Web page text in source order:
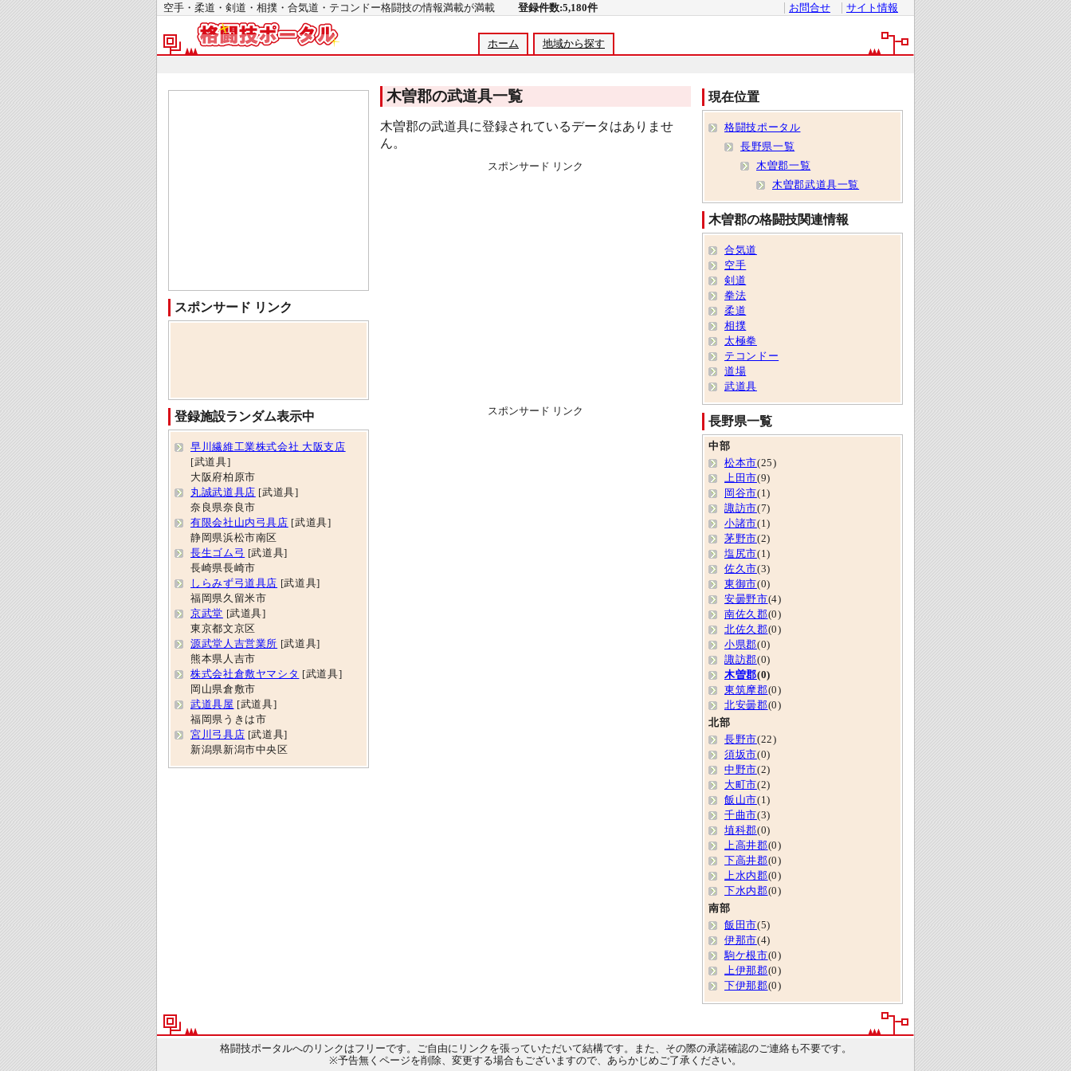
空手・柔道・剣道・相撲・合気道・テコンドー格闘技の情報満載が満載 登録件数:5,180件 お問合せ サイト情報
ホーム 地域から探す
木曽郡の武道具一覧
木曽郡の武道具に登録されているデータはありませ
ん。
スポンサード リンク
スポンサード リンク
スポンサード リンク
登録施設ランダム表示中
早川繊維工業株式会社 大阪支店
[武道具]
大阪府柏原市
丸誠武道具店 [武道具]
奈良県奈良市
有限会社山内弓具店 [武道具]
静岡県浜松市南区
長生ゴム弓 [武道具]
長崎県長崎市
しらみず弓道具店 [武道具]
福岡県久留米市
京武堂 [武道具]
東京都文京区
源武堂人吉営業所 [武道具]
熊本県人吉市
株式会社倉敷ヤマシタ [武道具]
岡山県倉敷市
武道具屋 [武道具]
福岡県うきは市
宮川弓具店 [武道具]
新潟県新潟市中央区
現在位置
格闘技ポータル
長野県一覧
木曽郡一覧
木曽郡武道具一覧
木曽郡の格闘技関連情報
合気道
空手
剣道
拳法
柔道
相撲
太極拳
テコンドー
道場
武道具
長野県一覧
中部
松本市(25)
上田市(9)
岡谷市(1)
諏訪市(7)
小諸市(1)
茅野市(2)
塩尻市(1)
佐久市(3)
東御市(0)
安曇野市(4)
南佐久郡(0)
北佐久郡(0)
小県郡(0)
諏訪郡(0)
木曽郡(0)
東筑摩郡(0)
北安曇郡(0)
北部
長野市(22)
須坂市(0)
中野市(2)
大町市(2)
飯山市(1)
千曲市(3)
埴科郡(0)
上高井郡(0)
下高井郡(0)
上水内郡(0)
下水内郡(0)
南部
飯田市(5)
伊那市(4)
駒ケ根市(0)
上伊那郡(0)
下伊那郡(0)
格闘技ポータルへのリンクはフリーです。ご自由にリンクを張っていただいて結構です。また、その際の承諾確認のご連絡も不要です。
※予告無くページを削除、変更する場合もございますので、あらかじめご了承ください。